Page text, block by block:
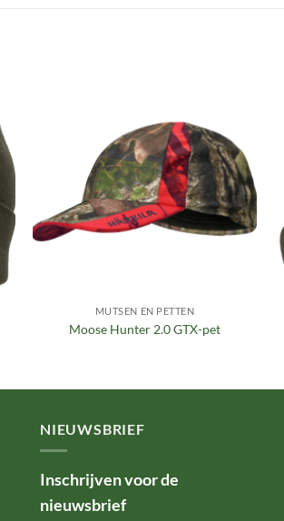
aan
verlanglijst
MUTSEN EN PETTEN
Moose Hunter 2.0 GTX-pet
NIEUWSBRIEF
Inschrijven voor de
nieuwsbrief